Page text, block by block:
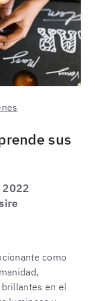
sus
2022
como
en el